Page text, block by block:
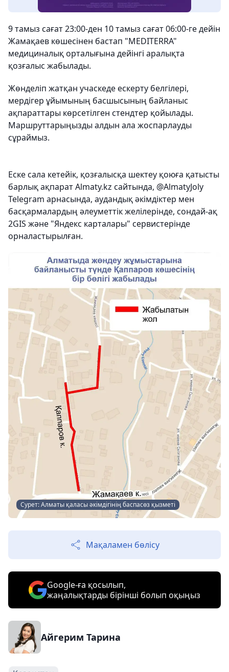
9 тамыз сағат 23:00-ден 10 тамыз сағат 06:00-ге дейін
Жамақаев көшесінен бастап "MEDITERRA"
медициналық орталығына дейінгі аралықта
қозғалыс жабылады.
Жөнделіп жатқан учаскеде ескерту белгілері,
мердігер ұйымының басшысының байланыс
ақпараттары көрсетілген стендтер қойылады.
Маршруттарыңызды алдын ала жоспарлауды
сұраймыз.
Еске сала кетейік, қозғалысқа шектеу қоюға қатысты
барлық ақпарат Almaty.kz сайтында, @AlmatyJoly
Telegram арнасында, аудандық әкімдіктер мен
басқармалардың әлеуметтік желілерінде, сондай-ақ
2GIS және "Яндекс карталары" сервистерінде
орналастырылған.
Сурет: Алматы қаласы әкімдігінің баспасөз қызметі
Мақаламен бөлісу
Google-ға қосылып,
жаңалықтарды бірінші болып оқыңыз
Айгерим Тарина